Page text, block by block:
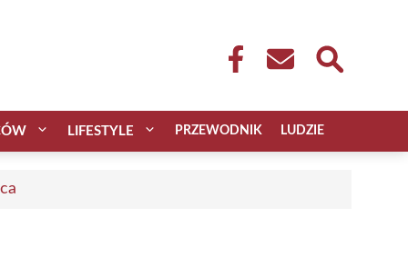
LIFESTYLE PRZEWODNIK LUDZIE